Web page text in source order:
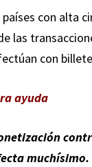
con alta
las
con
ayuda